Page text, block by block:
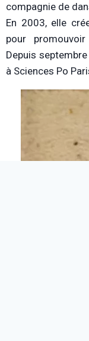
compagnie de
En 2003, elle
pour
Depuis
à Sciences Po